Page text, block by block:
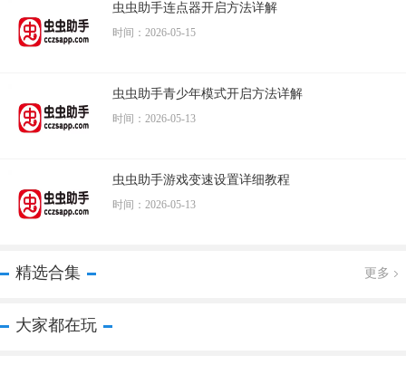
虫虫助手连点器开启方法详解
时间：2026-05-15
虫虫助手青少年模式开启方法详解
时间：2026-05-13
虫虫助手游戏变速设置详细教程
时间：2026-05-13
精选合集 更多
大家都在玩